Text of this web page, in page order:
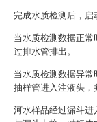
完成水质检测后，启
当水质检测数据正
过排水管排出。
当水质检测数据异
抽样管进入注液头，
河水样品经过漏斗进